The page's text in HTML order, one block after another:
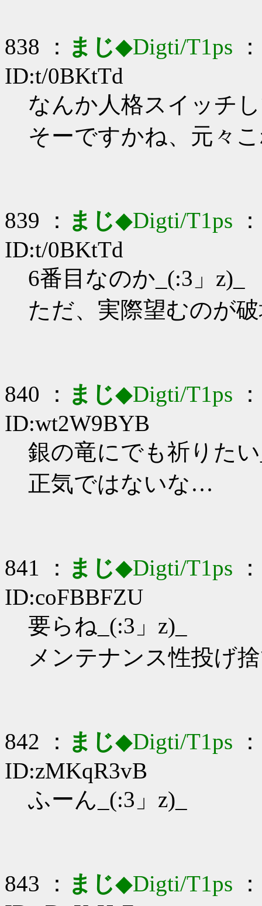
838 ： まじ◆Digti/T1ps
ID:t/0BKtTd
なんか人格スイッチ
そーですかね、元々
839 ： まじ◆Digti/T1ps
ID:t/0BKtTd
6番目なのか_(:3」z)_
ただ、実際望むのが
840 ： まじ◆Digti/T1ps
ID:wt2W9BYB
銀の竜にでも祈りた
正気ではないな…
841 ： まじ◆Digti/T1ps
ID:coFBBFZU
要らね_(:3」z)_
メンテナンス性投げ
842 ： まじ◆Digti/T1ps
ID:zMKqR3vB
ふーん_(:3」z)_
843 ： まじ◆Digti/T1ps